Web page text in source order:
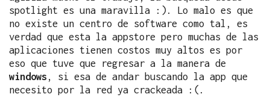
spotlight es una maravilla :). Lo malo es que
no existe un centro de software como tal, es
verdad que esta la appstore pero muchas de las
aplicaciones tienen costos muy altos es por
eso que tuve que regresar a la manera de
windows , si esa de andar buscando la app que
necesito por la red ya crackeada :(.